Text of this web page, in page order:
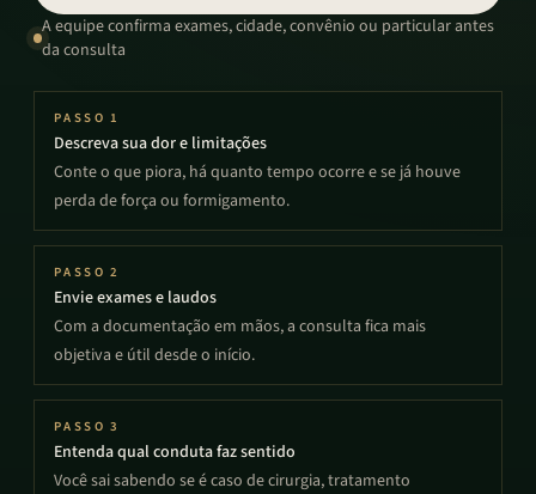
A equipe confirma exames, cidade, convênio ou particular antes
da consulta
PASSO1
Descreva sua dor e limitações
Conte o que piora, há quanto tempo ocorre e se já houve
perda de força ou formigamento.
PASSO2
Envie exames e laudos
Com a documentação em mãos, a consulta fica mais
objetiva e útil desde o início.
PASSO3
Entenda qual conduta faz sentido
Você sai sabendo se é caso de cirurgia, tratamento